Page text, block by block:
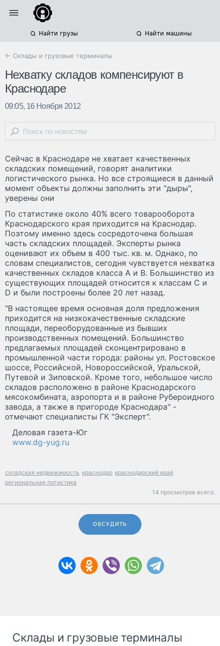
Найти грузы Найти машины
← Склады и грузовые терминалы
Нехватку складов компенсируют в
Краснодаре
09:05, 16 Ноября 2012
Сейчас в Краснодаре не хватает качественных
складских помещений, говорят аналитики
логистического рынка. Но все строящиеся в данный
момент объекты должны заполнить эти "дыры",
уверены они
По статистике около 40% всего товарооборота
Краснодарского края приходится на Краснодар.
Поэтому именно здесь сосредоточена большая
часть складских площадей. Эксперты рынка
оценивают их объем в 400 тыс. кв. м. Однако, по
словам специалистов, сегодня чувствуется нехватка
качественных складов класса А и В. Большинство из
существующих площадей относится к классам C и
D и были построены более 20 лет назад.
"В настоящее время основная доля предложения
приходится на низкокачественные складские
площади, переоборудованные из бывших
производственных помещений. Большинство
предлагаемых площадей сконцентрировано в
промышленной части города: районы ул. Ростовское
шоссе, Российской, Новороссийской, Уральской,
Путевой и Зиповской. Кроме того, небольшое число
складов расположено в районе Краснодарского
мясокомбината, аэропорта и в районе Рубероидного
завода, а также в пригороде Краснодара" -
отмечают специалисты ГК "Эксперт".
Деловая газета-Юг
www.dg-yug.ru
складская недвижимость краснодар краснодарский край
региональная логистика
14 просмотров всего.
ОБСУДИТЬ
Склады и грузовые терминалы